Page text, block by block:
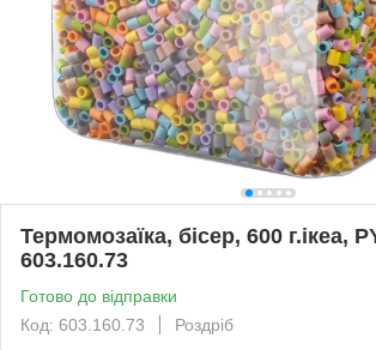
Термомозаїка, бісер, 600 г.ікеа,
603.160.73
Готово до відправки
Код: 603.160.73
Роздріб